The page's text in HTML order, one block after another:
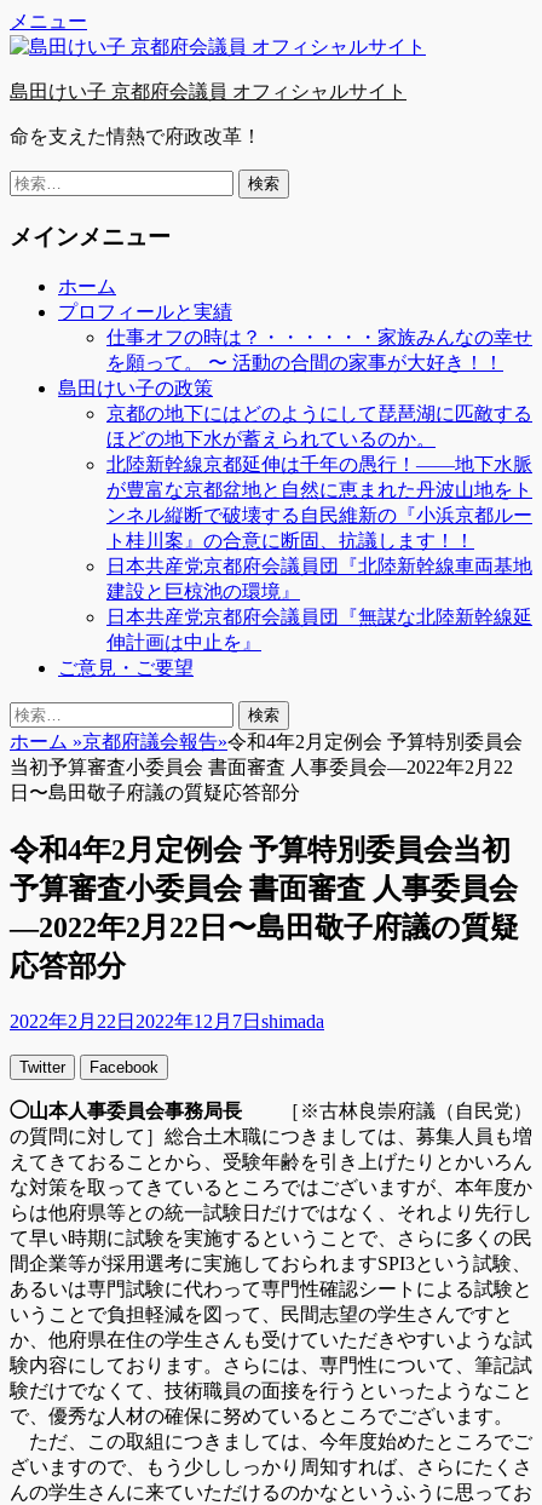
コ
ン
ン
へ
ス
キ
ッ
プ
Facebook
Twitter
YouTube
メニュー
島田けい子 京都府会議員 オフィシャルサイト
命を支えた情熱で府政改革！
検
メインメニュー
ホーム
プロフィールと実績
仕事オフの時は？・・・・・・家族みんなの幸せ
を願って。 〜 活動の合間の家事が大好き！！
島田けい子の政策
京都の地下にはどのようにして琵琶湖に匹敵する
ほどの地下水が蓄えられているのか。
北陸新幹線京都延伸は千年の愚行！――地下水脈
が豊富な京都盆地と自然に恵まれた丹波山地をト
ンネル縦断で破壊する自民維新の『小浜京都ルー
ト桂川案』の合意に断固、抗議します！！
日本共産党京都府会議員団『北陸新幹線車両基地
建設と巨椋池の環境』
日本共産党京都府会議員団『無謀な北陸新幹線延
伸計画は中止を』
ご意見・ご要望
検
索
検
索:
ホーム »京都府議会報告»令和4年2月定例会 予算特別委員会
当初予算審査小委員会 書面審査 人事委員会―2022年2月22
日〜島田敬子府議の質疑応答部分
令和4年2月定例会 予算特別委員会当初
予算審査小委員会 書面審査 人事委員会
―2022年2月22日〜島田敬子府議の質疑
応答部分
投
日
2022年2月22日 2022年12月7日 投
shimada
Twitter Facebook
◯山本人事委員会事務局長 ［※古林良崇府議（自民党）
の質問に対して］総合土木職につきましては、募集人員も増
えてきておることから、受験年齢を引き上げたりとかいろん
な対策を取ってきているところではございますが、本年度か
らは他府県等との統一試験日だけではなく、それより先行し
て早い時期に試験を実施するということで、さらに多くの民
間企業等が採用選考に実施しておられますSPI3という試験、
あるいは専門試験に代わって専門性確認シートによる試験と
いうことで負担軽減を図って、民間志望の学生さんですと
か、他府県在住の学生さんも受けていただきやすいような試
験内容にしております。さらには、専門性について、筆記試
験だけでなくて、技術職員の面接を行うといったようなこと
で、優秀な人材の確保に努めているところでございます。
ただ、この取組につきましては、今年度始めたところでご
ざいますので、もう少ししっかり周知すれば、さらにたくさ
んの学生さんに来ていただけるのかなというふうに思ってお